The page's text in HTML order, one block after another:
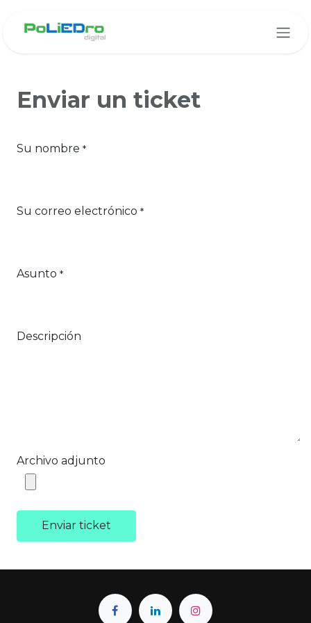
Enviar un ticket
Su nombre *
Su correo electrónico *
Asunto *
Descripción
Archivo adjunto
Enviar ticket